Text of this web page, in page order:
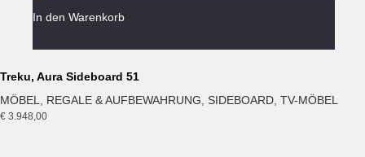
In den Warenkorb
Treku, Aura Sideboard 51
MÖBEL
REGALE & AUFBEWAHRUNG SIDEBOARD TV-MÖBEL
€ 3.948,00